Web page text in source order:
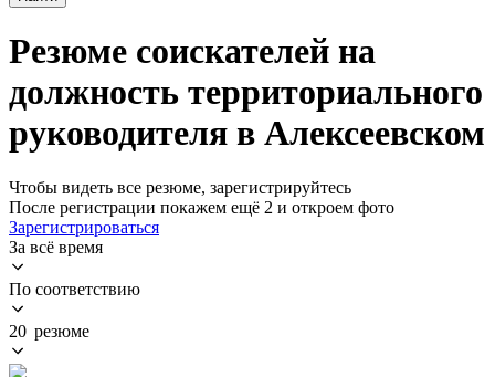
Резюме соискателей на
должность территориального
руководителя в Алексеевском
Чтобы видеть все резюме, зарегистрируйтесь
После регистрации покажем ещё 2 и откроем фото
Зарегистрироваться
За всё время
По соответствию
20 резюме